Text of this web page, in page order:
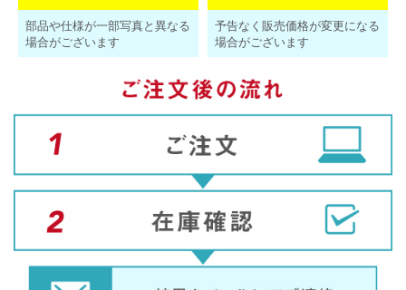
部品や仕様が一部写真と異なる
場合がございます
予告なく販売価格が変更になる
場合がございます